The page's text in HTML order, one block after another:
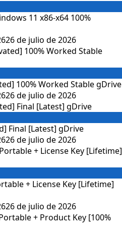
11 x86-x64 100%
26 de julio de 2026
100% Worked Stable gDrive
26 de julio de 2026
Final [Latest] gDrive
26 de julio de 2026
+ License Key [Lifetime]
26 de julio de 2026